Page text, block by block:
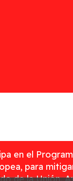
en el
para